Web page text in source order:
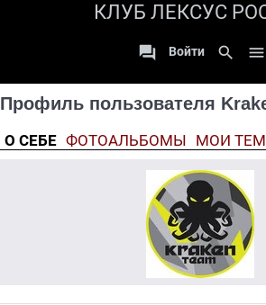
КЛУБ ЛЕКСУС
 Войти search 
Профиль пользователя
О СЕБЕ ФОТОАЛЬБОМЫ МОИ